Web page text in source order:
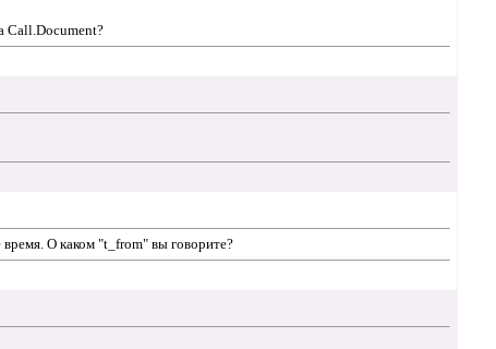
Call.Document?
О каком "t_from" вы говорите?